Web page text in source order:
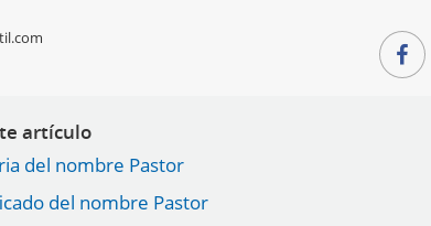
artículo
del nombre Pastor
del nombre Pastor